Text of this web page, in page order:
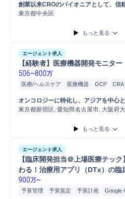
創業以来CROのパイオニアとして、信
と最先端テクノロジーで医療の発展に挑
東京都中央区
もっと見る
エージェント求人
【経験者】医療機器開発モニター
506~800万
医療/ヘルスケア 医療機器 GCP CRA
オンコロジーに特化し、アジアを中心
ーバル展開を進めている優良CRO企業
東京都新宿区, 愛知県名古屋市, 大阪府
もっと見る
エージェント求人
【臨床開発担当＠上場医療テッ
わる！治療用アプリ（DTx）の臨
900万~
予算管理 予算策定 予算計画 Google